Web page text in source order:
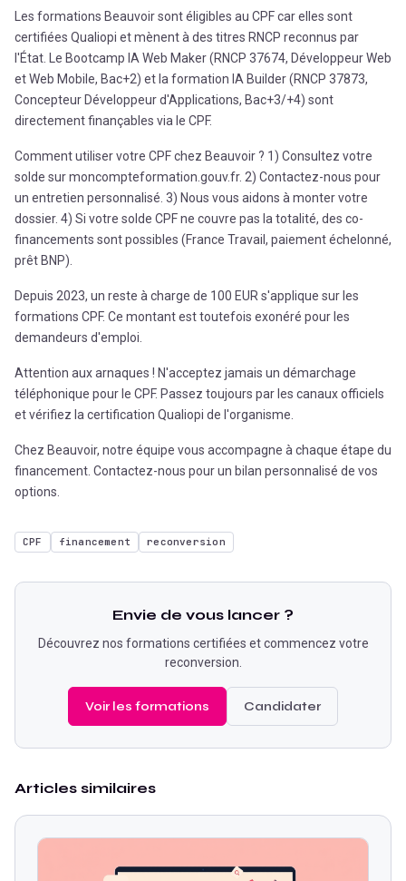
Les formations Beauvoir sont éligibles au CPF car elles sont
certifiées Qualiopi et mènent à des titres RNCP reconnus par
l'État. Le Bootcamp IA Web Maker (RNCP 37674, Développeur Web
et Web Mobile, Bac+2) et la formation IA Builder (RNCP 37873,
Concepteur Développeur d'Applications, Bac+3/+4) sont
directement finançables via le CPF.
Comment utiliser votre CPF chez Beauvoir ? 1) Consultez votre
solde sur moncompteformation.gouv.fr. 2) Contactez-nous pour
un entretien personnalisé. 3) Nous vous aidons à monter votre
dossier. 4) Si votre solde CPF ne couvre pas la totalité, des co-
financements sont possibles (France Travail, paiement échelonné,
prêt BNP).
Depuis 2023, un reste à charge de 100 EUR s'applique sur les
formations CPF. Ce montant est toutefois exonéré pour les
demandeurs d'emploi.
Attention aux arnaques ! N'acceptez jamais un démarchage
téléphonique pour le CPF. Passez toujours par les canaux officiels
et vérifiez la certification Qualiopi de l'organisme.
Chez Beauvoir, notre équipe vous accompagne à chaque étape du
financement. Contactez-nous pour un bilan personnalisé de vos
options.
CPF financement reconversion
Envie de vous lancer ?
Découvrez nos formations certifiées et commencez votre
reconversion.
Voir les formations Candidater
Articles similaires